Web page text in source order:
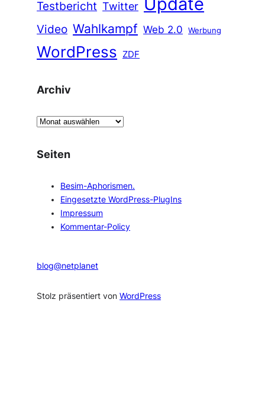
Testbericht Twitter
Video Wahlkampf Web 2.0 Werbung
WordPress ZDF
Archiv
A
c
h
Seiten
Besim-Aphorismen.
Eingesetzte WordPress-PlugIns
Impressum
Kommentar-Policy
blog@netplanet
Stolz präsentiert vonWordPress